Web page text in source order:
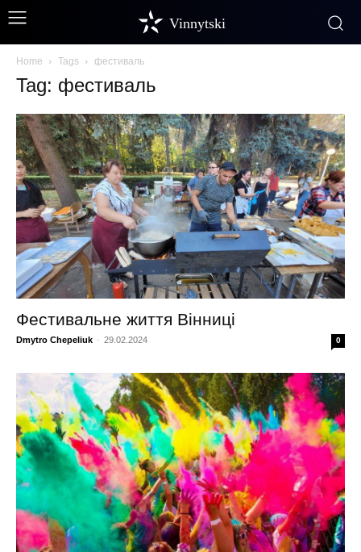
Vinnytski
Home Tags фестиваль
Tag: фестиваль
Фестивальне життя Вінниці
Dmytro Chepeliuk - 29.02.2024 0